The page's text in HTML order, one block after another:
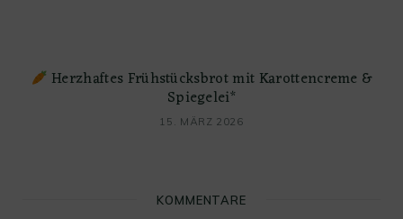
Herzhaftes Frühstücksbrot mit Karottencreme &
Spiegelei*
15. MÄRZ 2026
KOMMENTARE